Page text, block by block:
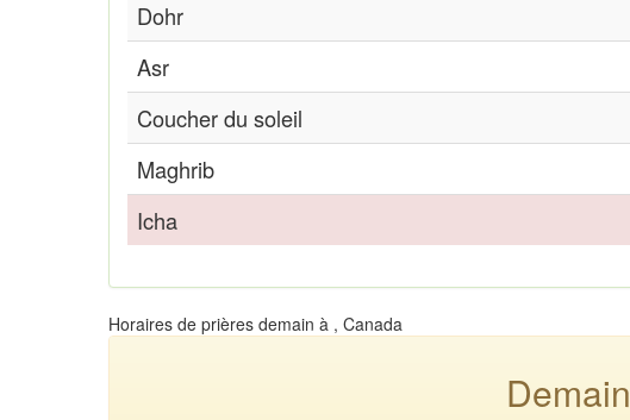
Dohr
Asr
Coucher du soleil
Maghrib
Icha
Horaires de prières demain à , Canada
Demain